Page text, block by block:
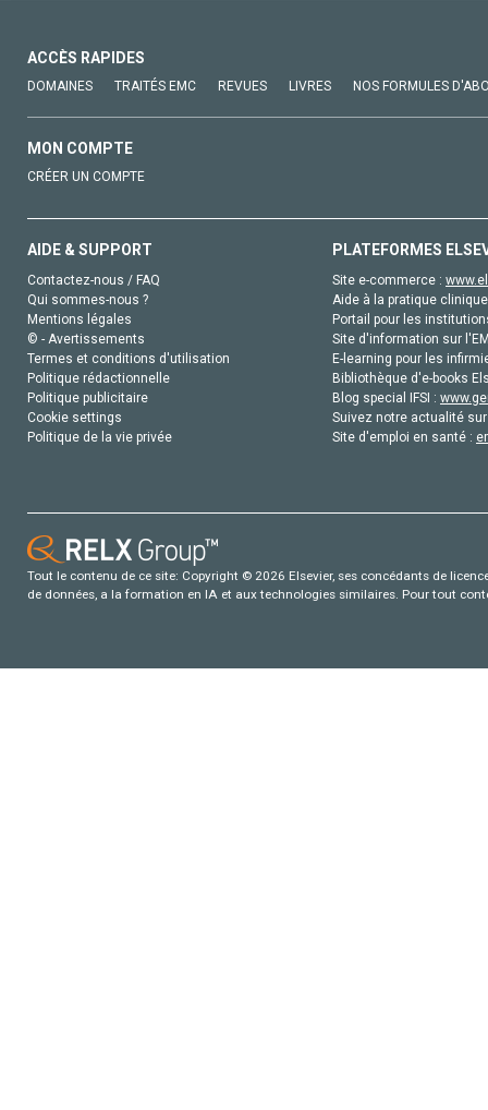
ACCÈS RAPIDES
DOMAINES TRAITÉS EMC REVUES LIVRES NOS FORMULES
MON COMPTE
CRÉER UN COMPTE
AIDE & SUPPORT
Contactez-nous / FAQ
Qui sommes-nous ?
Mentions légales
© - Avertissements
Termes et conditions d'utilisation
Politique rédactionnelle
Politique publicitaire
Cookie settings
Politique de la vie privée
PLATEFORMES
Site e-commerce :
Aide à la pratique
Portail pour les
Site d'information sur
E-learning pour les
Bibliothèque d'e-books
Blog special IFSI :
Suivez notre actualité
Site d'emploi en santé :
Tout le contenu de ce site: Copyright © 2026 Elsevier, ses concédants de
de données, a la formation en IA et aux technologies similaires. Pour tout